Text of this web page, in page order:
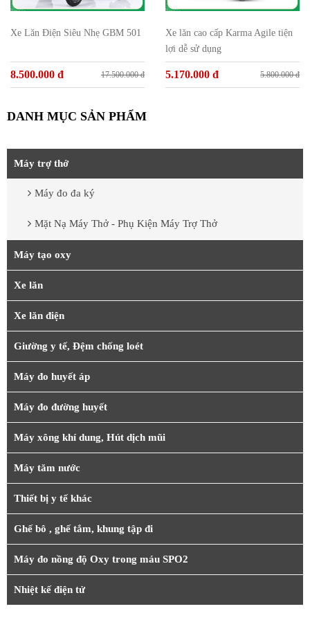
Xe Lăn Điện Siêu Nhẹ GBM 501
8.500.000 đ 17.500.000 đ
Xe lăn cao cấp Karma Agile tiện
lợi dễ sử dụng
5.170.000 đ 5.800.000 đ
DANH MỤC SẢN PHẨM
Máy trợ thở
Máy đo đa ký
Mặt Nạ Máy Thở - Phụ Kiện Máy Trợ Thở
Máy tạo oxy
Xe lăn
Xe lăn điện
Giường y tế, Đệm chống loét
Máy đo huyết áp
Máy đo đường huyết
Máy xông khí dung, Hút dịch mũi
Máy tăm nước
Thiết bị y tế khác
Ghế bô , ghế tắm, khung tập đi
Máy đo nồng độ Oxy trong máu SPO2
Nhiệt kế điện tử